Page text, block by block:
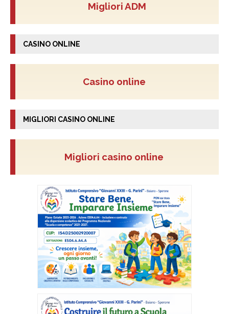
Migliori ADM
CASINO ONLINE
Casino online
MIGLIORI CASINO ONLINE
Migliori casino online